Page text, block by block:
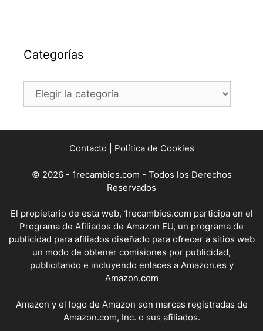
Categorías
Categorías
Contacto Política de Cookies
© 2026 - 1recambios.com - Todos los Derechos
Reservados
El propietario de esta web, 1recambios.com participa en el
Programa de Afiliados de Amazon EU, un programa de
publicidad para afiliados diseñado para ofrecer a sitios web
un modo de obtener comisiones por publicidad,
publicitando e incluyendo enlaces a Amazon.es y
Amazon.com
Amazon y el logo de Amazon son marcas registradas de
Amazon.com, Inc. o sus afiliados.